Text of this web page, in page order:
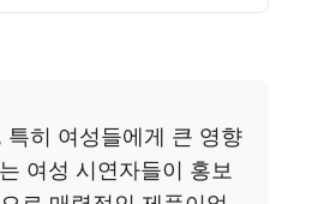
특히 여성들에게 큰 영향
여성 시연자들이 홍보